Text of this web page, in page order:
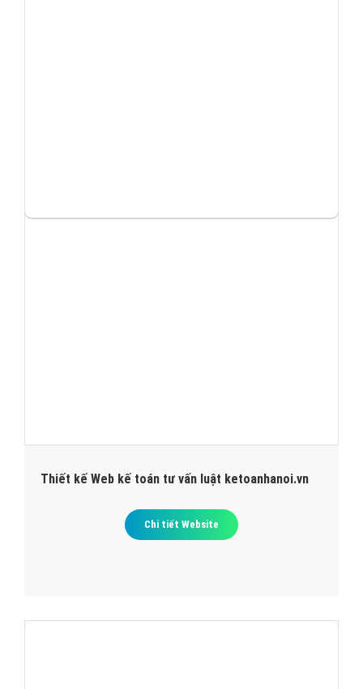
Thiết kế Web kế toán tư vấn luật ketoanhanoi.vn
Chi tiết Website